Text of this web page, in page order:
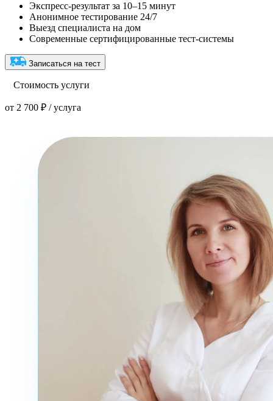
Экспресс-результат за 10–15 минут
Анонимное тестирование 24/7
Выезд специалиста на дом
Современные сертифицированные тест-системы
Записаться на тест
Стоимость услуги
от 2 700 ₽ / услуга